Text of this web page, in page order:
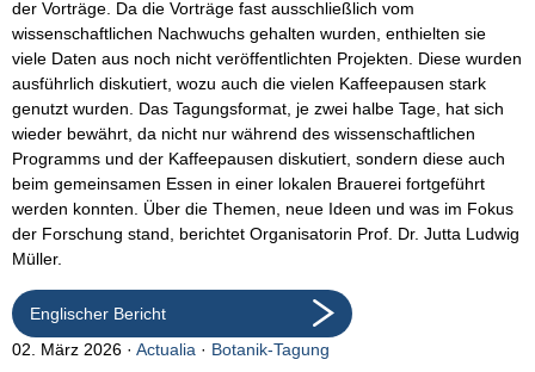
der Vorträge. Da die Vorträge fast ausschließlich vom
wissenschaftlichen Nachwuchs gehalten wurden, enthielten sie
viele Daten aus noch nicht veröffentlichten Projekten. Diese wurden
ausführlich diskutiert, wozu auch die vielen Kaffeepausen stark
genutzt wurden. Das Tagungsformat, je zwei halbe Tage, hat sich
wieder bewährt, da nicht nur während des wissenschaftlichen
Programms und der Kaffeepausen diskutiert, sondern diese auch
beim gemeinsamen Essen in einer lokalen Brauerei fortgeführt
werden konnten. Über die Themen, neue Ideen und was im Fokus
der Forschung stand, berichtet Organisatorin Prof. Dr. Jutta Ludwig
Müller.
Englischer Bericht
02. März 2026
Actualia · Botanik-Tagung